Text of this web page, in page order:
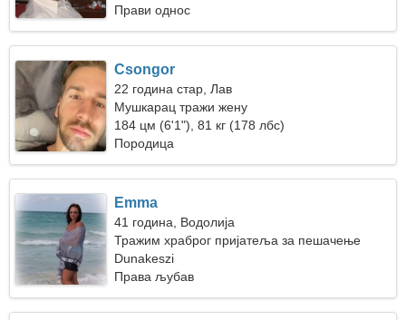
Прави однос
Csongor
22 година стар, Лав
Мушкарац тражи жену
184 цм (6'1"), 81 кг (178 лбс)
Породица
Emma
41 година, Водолија
Тражим храброг пријатеља за пешачење
Dunakeszi
Права љубав